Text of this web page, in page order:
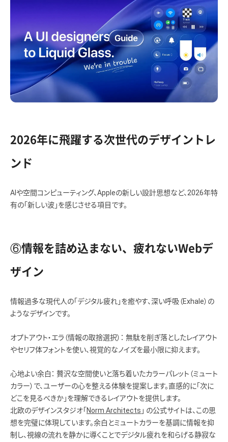
2026年に飛躍する次世代のデザイントレ
ンド
AIや空間コンピューティング、Appleの新しい設計思想など、2026年特
有の「新しい波」を感じさせる項目です。
⑥情報を詰め込まない、疲れないWebデ
ザイン
情報過多な現代人の「デジタル疲れ」を癒やす、深い呼吸（Exhale）の
ようなデザインです。
オプトアウト・エラ（情報の取捨選択）： 無駄を削ぎ落としたレイアウト
やセリフ体フォントを使い、視覚的なノイズを最小限に抑えます。
心地よい余白： 贅沢な空間使いと落ち着いたカラーパレット（ミュート
カラー）で、ユーザーの心を整える体験を提案します。直感的に「次に
どこを見るべきか」を理解できるレイアウトを提供します。
北欧のデザインスタジオ「 Norm Architects 」 の公式サイトは、この思
想を完璧に体現しています。余白とミュートカラーを基調に情報を抑
制し、視線の流れを静かに導くことでデジタル疲れを和らげる静寂な